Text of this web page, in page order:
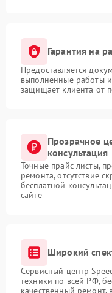
Гарантия на
Предоставляется
выполненные работы
защищает клиента от
Прозрачное
консультация
Точные прайс-листы,
ремонта, отсутствие
бесплатной
сайте
Широкий
Сервисный центр
техники по всей РФ,
качественный